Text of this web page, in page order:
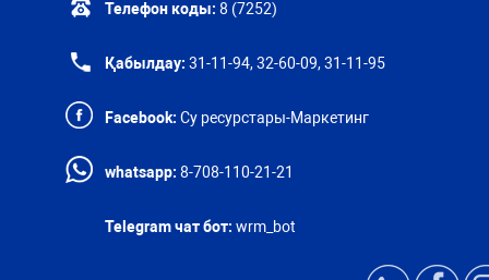
Телефон коды: 8 (7252)
Қабылдау: 31-11-94, 32-60-09, 31-11-95
Facebook: Су ресурстары-Маркетинг
whatsapp: 8-708-110-21-21
Telegram чат бот: wrm_bot